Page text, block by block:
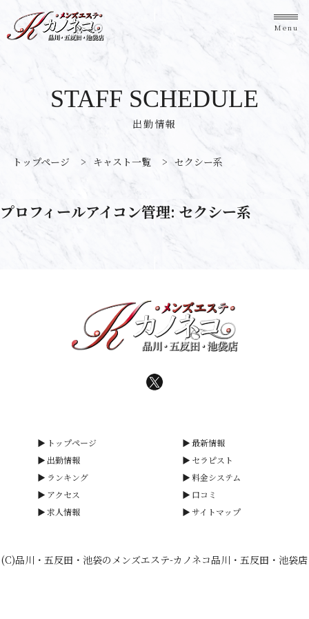
Menu
出勤情報
STAFF SCHEDULE
トップページ > キャスト一覧 > セクシー系
プロフィールアイコン管理: セクシー系
トップページ
最新情報
出勤情報
セラピスト
ランキング
料金システム
アクセス
口コミ
求人情報
サイトマップ
(C)品川・五反田・池袋のメンズエステ-カノネコ品川・五反田・池袋店